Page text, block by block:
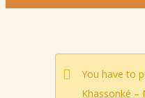
You have to
Khassonké –